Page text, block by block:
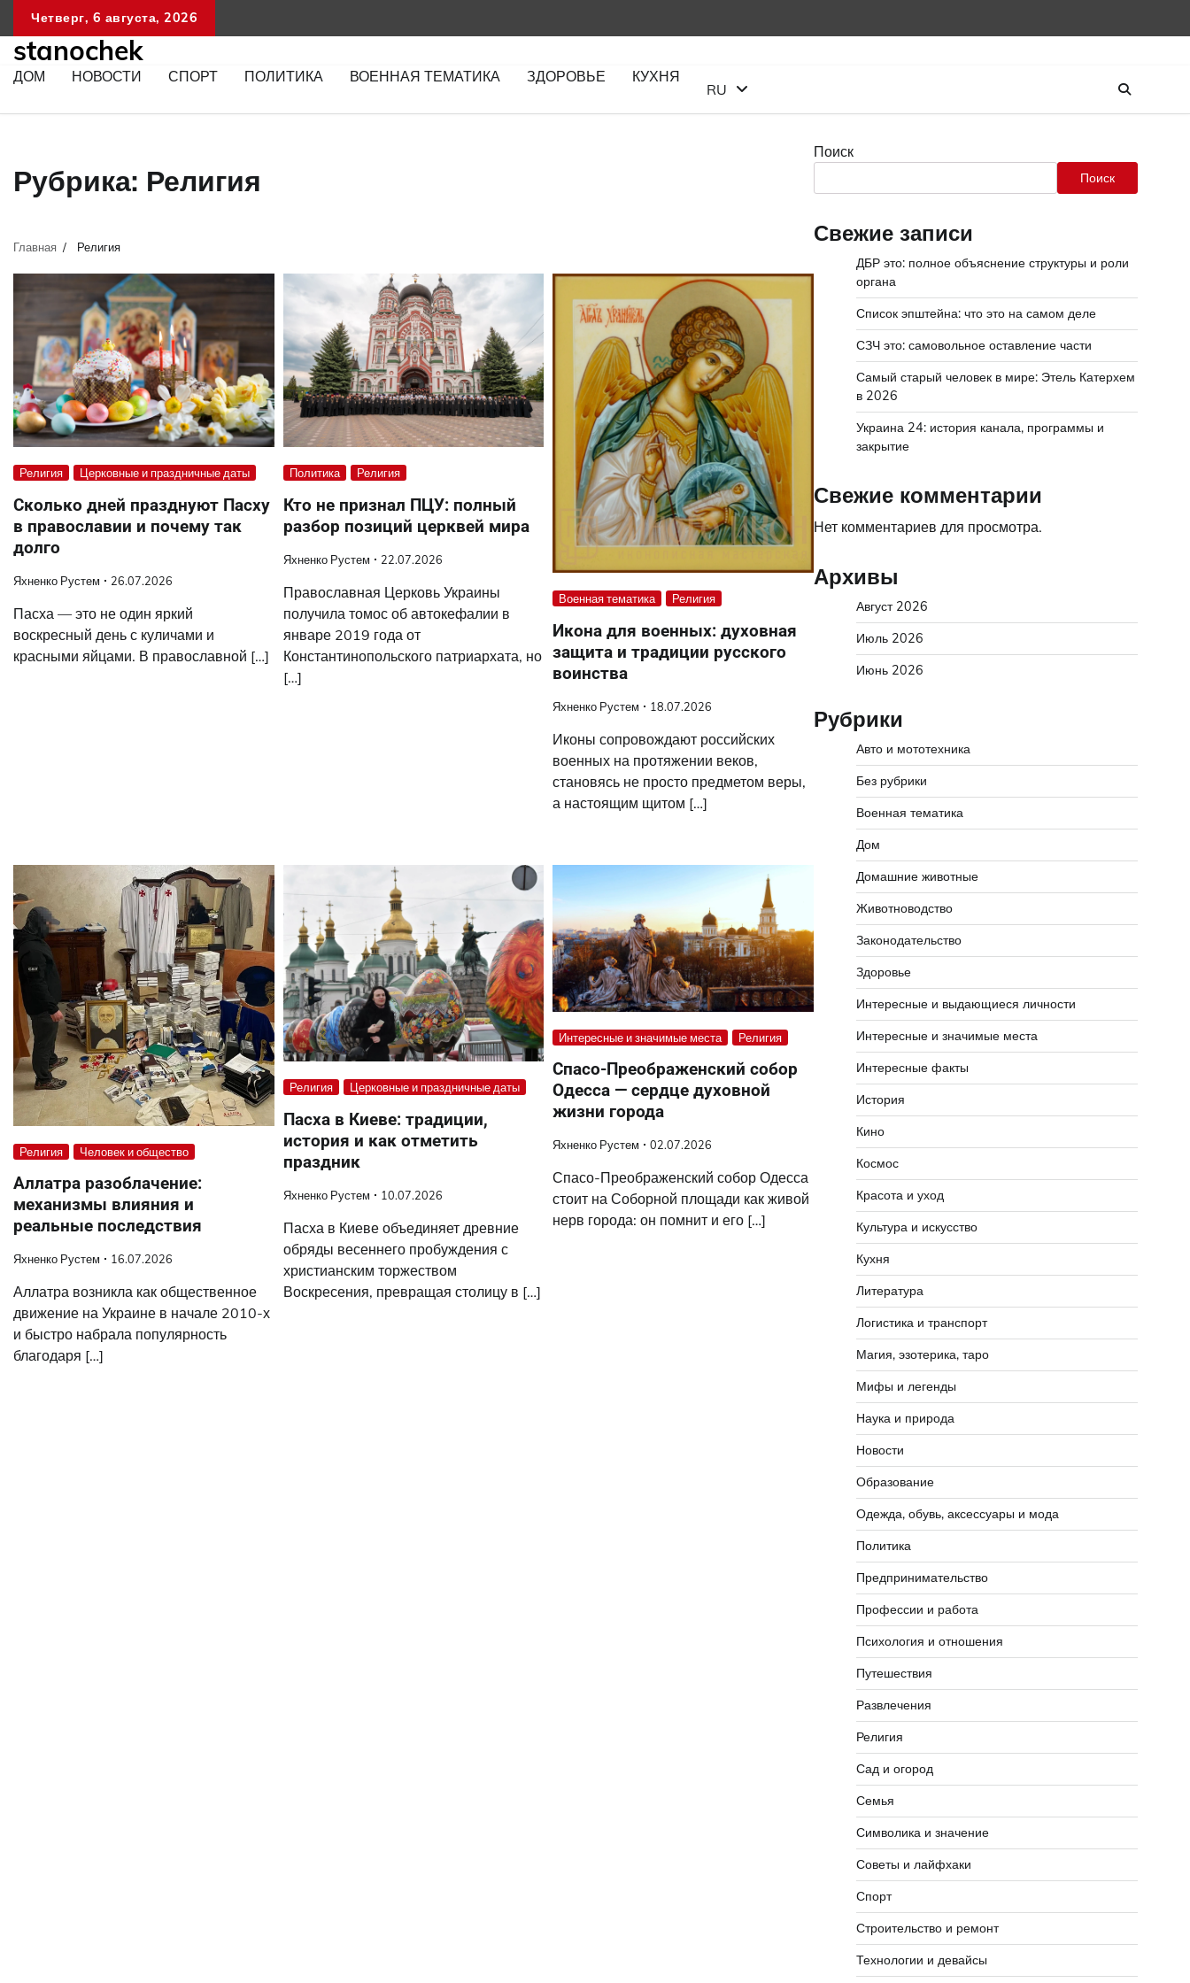
Перейти
содержимому
Четверг, 6 августа, 2026
stanochek
ДОМ НОВОСТИ СПОРТ ПОЛИТИКА ВОЕННАЯ ТЕМАТИКА ЗДОРОВЬЕ КУХНЯ
RU
Рубрика: Религия
Главная Религия
Религия Церковные и праздничные даты
Сколько дней празднуют Пасху
в православии и почему так
долго
Яхненко Рустем 26.07.2026
Пасха — это не один яркий
воскресный день с куличами и
красными яйцами. В православной […]
Политика Религия
Кто не признал ПЦУ: полный
разбор позиций церквей мира
Яхненко Рустем 22.07.2026
Православная Церковь Украины
получила томос об автокефалии в
январе 2019 года от
Константинопольского патриархата, но
[…]
Военная тематика Религия
Икона для военных: духовная
защита и традиции русского
воинства
Яхненко Рустем 18.07.2026
Иконы сопровождают российских
военных на протяжении веков,
становясь не просто предметом веры,
а настоящим щитом […]
Религия Человек и общество
Аллатра разоблачение:
механизмы влияния и
реальные последствия
Яхненко Рустем 16.07.2026
Аллатра возникла как общественное
движение на Украине в начале 2010-х
и быстро набрала популярность
благодаря […]
Религия Церковные и праздничные даты
Пасха в Киеве: традиции,
история и как отметить
праздник
Яхненко Рустем 10.07.2026
Пасха в Киеве объединяет древние
обряды весеннего пробуждения с
христианским торжеством
Воскресения, превращая столицу в […]
Интересные и значимые места Религия
Спасо-Преображенский собор
Одесса — сердце духовной
жизни города
Яхненко Рустем 02.07.2026
Спасо-Преображенский собор Одесса
стоит на Соборной площади как живой
нерв города: он помнит и его […]
Поиск
Поиск
Свежие записи
ДБР это: полное объяснение структуры и роли
органа
Список эпштейна: что это на самом деле
СЗЧ это: самовольное оставление части
Самый старый человек в мире: Этель Катерхем
в 2026
Украина 24: история канала, программы и
закрытие
Свежие комментарии
Нет комментариев для просмотра.
Архивы
Август 2026
Июль 2026
Июнь 2026
Рубрики
Авто и мототехника
Без рубрики
Военная тематика
Дом
Домашние животные
Животноводство
Законодательство
Здоровье
Интересные и выдающиеся личности
Интересные и значимые места
Интересные факты
История
Кино
Космос
Красота и уход
Культура и искусство
Кухня
Литература
Логистика и транспорт
Магия, эзотерика, таро
Мифы и легенды
Наука и природа
Новости
Образование
Одежда, обувь, аксессуары и мода
Политика
Предпринимательство
Профессии и работа
Психология и отношения
Путешествия
Развлечения
Религия
Сад и огород
Семья
Символика и значение
Советы и лайфхаки
Спорт
Строительство и ремонт
Технологии и девайсы